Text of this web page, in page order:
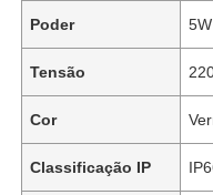
Poder 5W
Tensão
Cor
Classificação IP